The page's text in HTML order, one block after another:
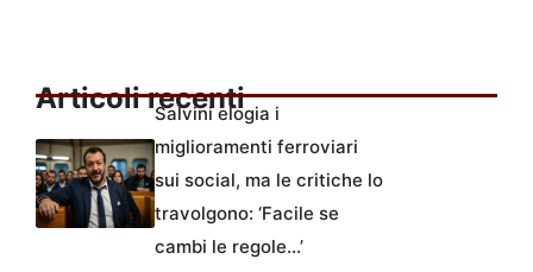
Articoli recenti
Salvini elogia i
miglioramenti ferroviari
sui social, ma le critiche lo
travolgono: ‘Facile se
cambi le regole…’